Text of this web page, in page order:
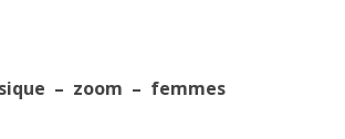
– zoom – femmes